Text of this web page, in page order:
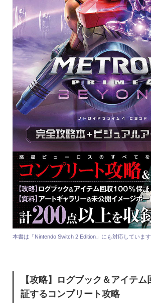
本書は「Nintendo Switch 2 Edition」にも対応しています
【攻略】ログブック＆アイテ
証するコンプリート攻略